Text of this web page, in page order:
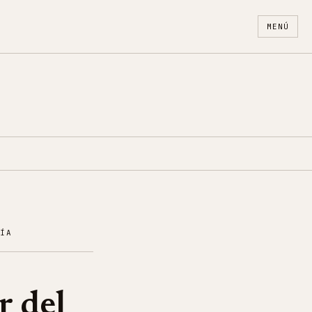
MENÚ